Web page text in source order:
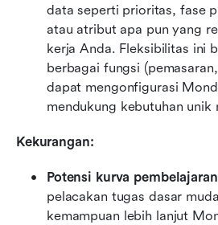
data seperti prioritas, fase
atau atribut apa pun yang
kerja Anda. Fleksibilitas ini
berbagai fungsi
dapat mengonfigurasi
mendukung kebutuhan unik
Kekurangan:
Potensi kurva
pelacakan tugas dasar
kemampuan lebih lanjut